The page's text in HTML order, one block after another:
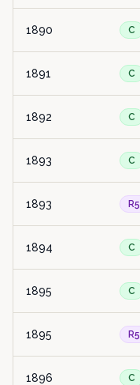
1890 C
1891 C
1892 C
1893 C
1893 R5
1894 C
1895 C
1895 R5
1896 C